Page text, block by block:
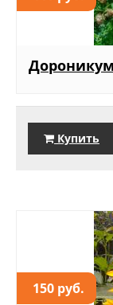
Дороникум
Купить
150 руб.